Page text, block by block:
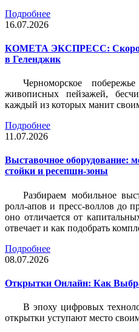
Подробнее
16.07.2026
КОМЕТА ЭКСПРЕСС:
в Геленджик
Черноморское
живописных пейзажей,
каждый из которых манит
Подробнее
11.07.2026
Выставочное оборудование:
стойки и ресепшн-зоны
Разбираем мобильное
ролл-апов и пресс-воллов до
оно отличается от
отвечает и как подобрать
Подробнее
08.07.2026
Открытки Онлайн: Как
В эпоху цифровых
открытки уступают место